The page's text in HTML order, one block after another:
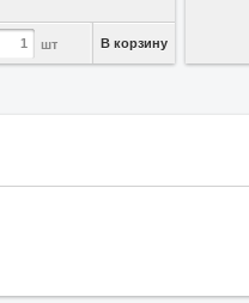
шт В корзину